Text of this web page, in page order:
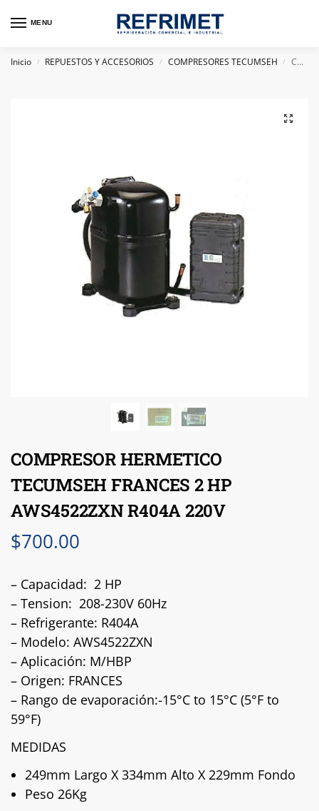
MENU
Inicio / REPUESTOS Y ACCESORIOS / COMPRESORES TECUMSEH / COMPRESOR HERMETICO TECUMSEH FRANCES 2 HP AWS4522ZXN R404A 220V
COMPRESOR HERMETICO
TECUMSEH FRANCES 2 HP
AWS4522ZXN R404A 220V
$700.00
– Capacidad: 2 HP
– Tension: 208-230V 60Hz
– Refrigerante: R404A
– Modelo: AWS4522ZXN
– Aplicación: M/HBP
– Origen: FRANCES
– Rango de evaporación:-15°C to 15°C (5°F to
59°F)
MEDIDAS
249mm Largo X 334mm Alto X 229mm Fondo
Peso 26Kg